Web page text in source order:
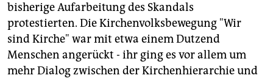
bisherige Aufarbeitung des Skandals
protestierten. Die Kirchenvolksbewegung "Wir
sind Kirche" war mit etwa einem Dutzend
Menschen angerückt - ihr ging es vor allem um
mehr Dialog zwischen der Kirchenhierarchie und